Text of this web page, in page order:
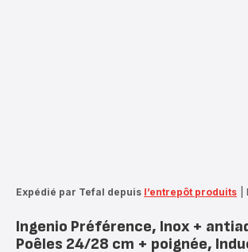
Expédié par Tefal depuis l’entrepôt produits
Ingenio Préférence, Inox +
Poêles 24/28 cm + poignée,